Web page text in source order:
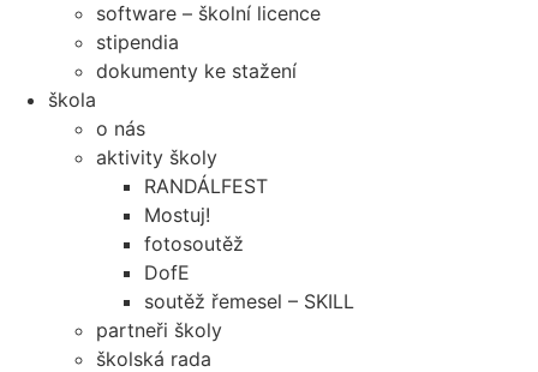
software – školní licence
stipendia
dokumenty ke stažení
škola
o nás
aktivity školy
RANDÁLFEST
Mostuj!
fotosoutěž
DofE
soutěž řemesel – SKILL
partneři školy
školská rada